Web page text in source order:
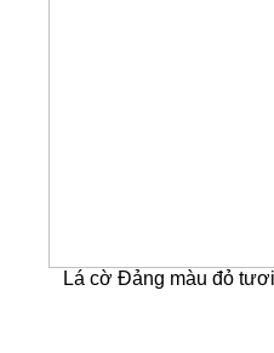
Lá cờ Đảng màu đỏ